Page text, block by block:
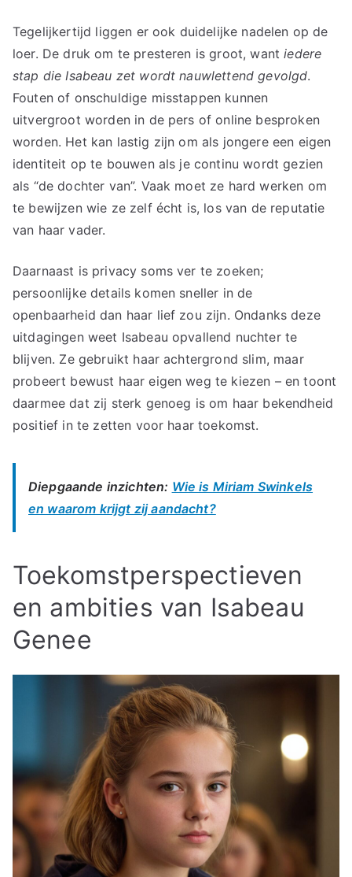
Tegelijkertijd liggen er ook duidelijke nadelen op de
loer. De druk om te presteren is groot, wantiedere
stap die Isabeau zet wordt nauwlettend gevolgd.
Fouten of onschuldige misstappen kunnen
uitvergroot worden in de pers of online besproken
worden. Het kan lastig zijn om als jongere een eigen
identiteit op te bouwen als je continu wordt gezien
als “de dochter van”. Vaak moet ze hard werken om
te bewijzen wie ze zelf écht is, los van de reputatie
van haar vader.
Daarnaast is privacy soms ver te zoeken;
persoonlijke details komen sneller in de
openbaarheid dan haar lief zou zijn. Ondanks deze
uitdagingen weet Isabeau opvallend nuchter te
blijven. Ze gebruikt haar achtergrond slim, maar
probeert bewust haar eigen weg te kiezen – en toont
daarmee dat zij sterk genoeg is om haar bekendheid
positief in te zetten voor haar toekomst.
Diepgaande inzichten: Wie is Miriam Swinkels
en waarom krijgt zij aandacht?
Toekomstperspectieven
en ambities van Isabeau
Genee